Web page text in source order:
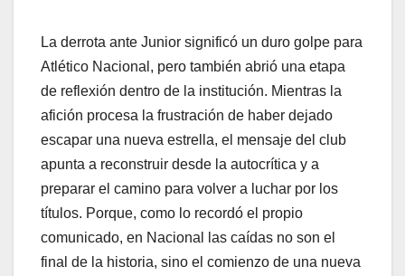
La derrota ante Junior significó un duro golpe para
Atlético Nacional, pero también abrió una etapa
de reflexión dentro de la institución. Mientras la
afición procesa la frustración de haber dejado
escapar una nueva estrella, el mensaje del club
apunta a reconstruir desde la autocrítica y a
preparar el camino para volver a luchar por los
títulos. Porque, como lo recordó el propio
comunicado, en Nacional las caídas no son el
final de la historia, sino el comienzo de una nueva